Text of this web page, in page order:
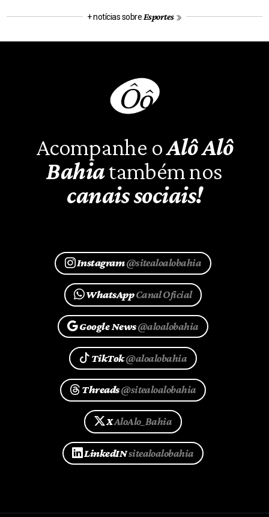
+ notícias sobreEsportes
Acompanhe oAlô Alô
Bahiatambém nos
canais sociais!
Instagram@sitealoalobahia
WhatsAppCanal Oficial
Google News@aloalobahia
TikTok@aloalobahia
Threads@sitealoalobahia
XAloAlo_Bahia
LinkedINsitealoalobahia